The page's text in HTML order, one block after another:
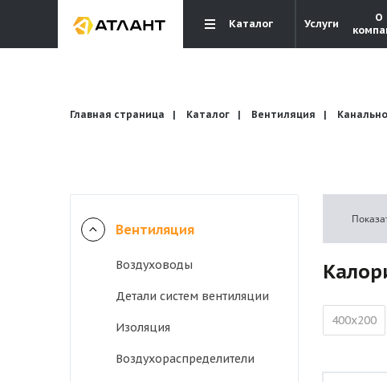
Каталог Услуги
О
Отопление и водоснабжение
Электрика
Главная страница Каталог Вентиляция
Вентиляция
Воздуховоды
Детали систем вентиляции
Изоляция
Воздухораспределители
400х200